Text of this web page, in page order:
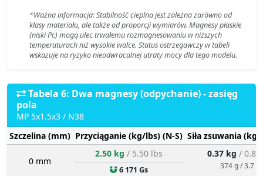
*Ważna informacja: Stabilność cieplna jest zależna zarówno od
klasy materiału, ale także od proporcji wymiarów. Magnesy płaskie
(niski Pc) mogą ulec trwałemu rozmagnesowaniu w niższych
temperaturach niż wysokie walce. Status ostrzegawczy w tabeli
wskazuje na ryzyko nieodwracalnej utraty mocy dla tego modelu.
Tabela 6: Dwa magnesy (odpychanie) - zasięg
pola
MP 5x1.5x3 / N38
Szczelina (mm) Przyciąganie (kg/lbs) (N-S) Siła zsuwania
0 mm
2.50 kg / 5.50 lbs
6 171 Gs
0.37 kg / 0.83
374 g / 3.7 N